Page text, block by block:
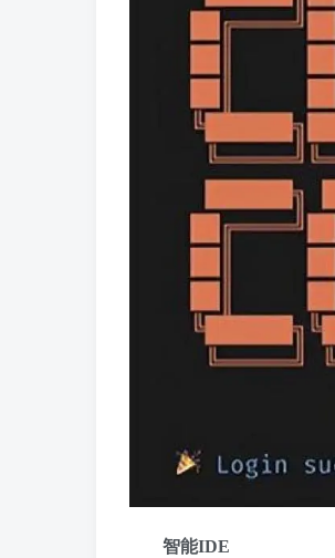
智能IDE